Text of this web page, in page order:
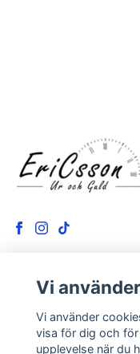
LÄS MER
Kontakt
Vi
Vi använder
visa för dig och
upplevelse när du